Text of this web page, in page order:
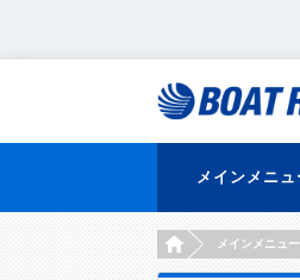
メインメニュ
HOMEメインメニュー